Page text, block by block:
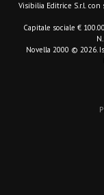
Visibilia Editrice S.r.l. con
Capitale sociale €
Novella 2000 © 2026.